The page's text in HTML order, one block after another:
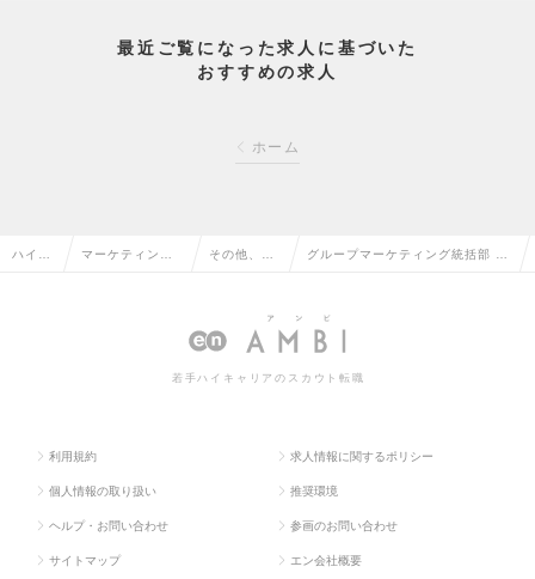
最近ご覧になった求人に基づいた
おすすめの求人
ホーム
ハイク マーケティン その他、マ
グ系の転職
グループマーケティング統括部 ：
（Mgrクラス）の求人情報
若手ハイキャリアのスカウト転職
利用規約 求人情報に関するポリシー
個人情報の取り扱い 推奨環境
ヘルプ・お問い合わせ 参画のお問い合わせ
サイトマップ エン会社概要